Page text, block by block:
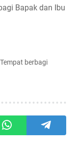
Bapak dan Ibu
berbagi